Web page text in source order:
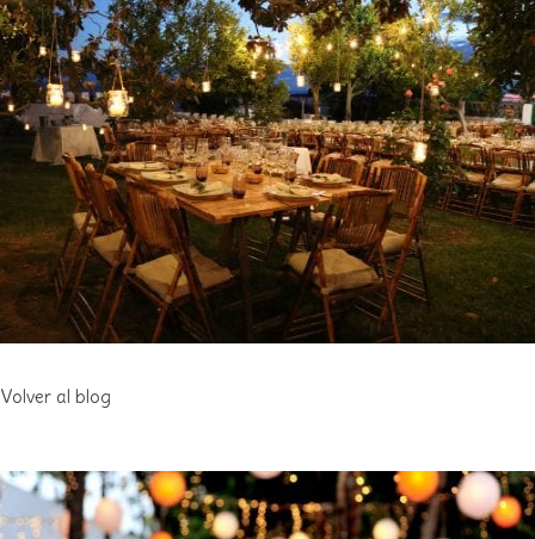
Volver al blog